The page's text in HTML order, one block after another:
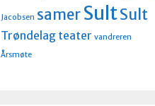
Jacobsen samerSultSult
Trøndelag teater vandreren
Årsmøte